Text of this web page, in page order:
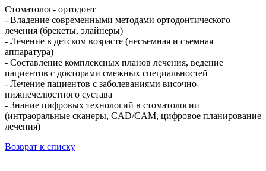
Стоматолог- ортодонт
- Владение современными методами ортодонтического
лечения (брекеты, элайнеры)
- Лечение в детском возрасте (несъемная и съемная
аппаратура)
- Составление комплексных планов лечения, ведение
пациентов с докторами смежных специальностей
- Лечение пациентов с заболеваниями височно-
нижнечелюстного сустава
- Знание цифровых технологий в стоматологии
(интраоральные сканеры, CAD/CAM, цифровое планирование
лечения)
Возврат к списку